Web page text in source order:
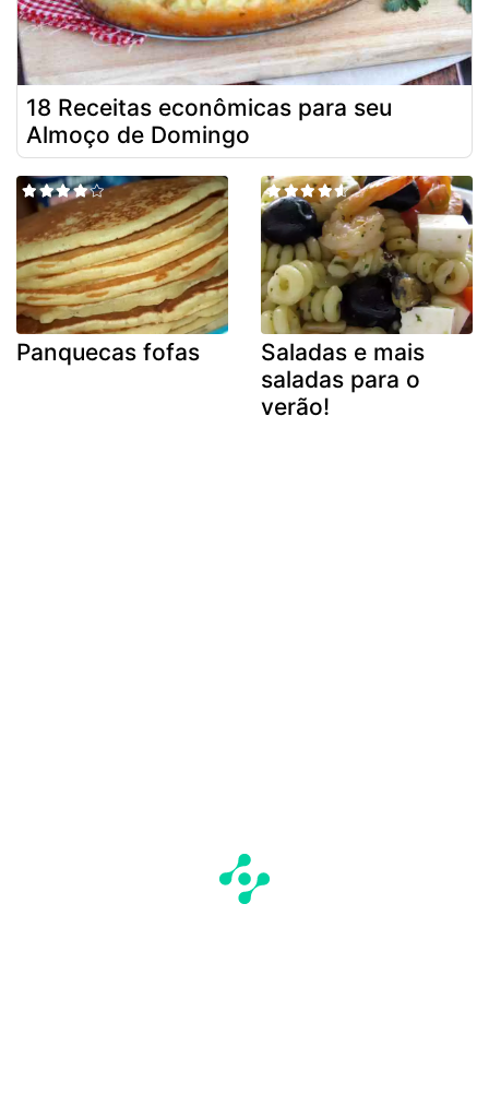
18 Receitas econômicas para seu
Almoço de Domingo
Panquecas fofas
Saladas e mais
saladas para o
verão!